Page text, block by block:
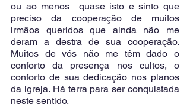
ou ao menos  quase isto e sinto que
preciso da cooperação de muitos
irmãos queridos que ainda não me
deram a destra de sua cooperação.
Muitos de vós não me têm dado o
conforto da presença nos cultos, o
conforto de sua dedicação nos planos
da igreja. Há terra para ser conquistada
neste sentido.